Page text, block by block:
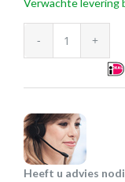
snellader
aantal
Heeft u advies